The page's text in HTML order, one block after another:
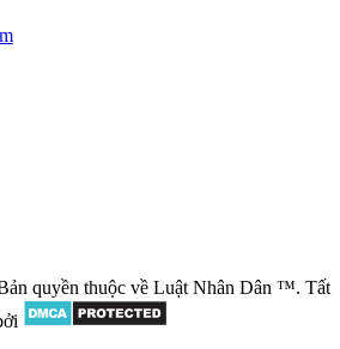
quyền thuộc về Luật Nhân Dân ™. Tất